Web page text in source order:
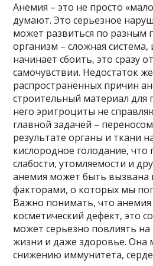
Анемия – это не просто
думают. Это серьезное
может развиться по разным
организм – сложная система,
начинает сбоить, это сразу
самочувствии. Недостаток
распространенных причин
строительный материал для
него эритроциты не
главной задачей –
результате органы и ткани
кислородное голодание, что
слабости, утомляемости и
анемия может быть вызвана
факторами, о которых мы
Важно понимать, что анемия
косметический дефект, это
может серьезно повлиять
жизни и даже здоровье. Она
снижению иммунитета,